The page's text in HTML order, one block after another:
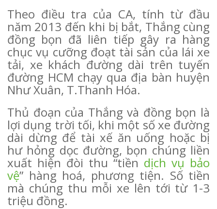
Theo điều tra của CA, tính từ đầu
năm 2013 đến khi bị bắt, Thắng cùng
đồng bọn đã liên tiếp gây ra hàng
chục vụ cưỡng đoạt tài sản của lái xe
tải, xe khách đường dài trên tuyến
đường HCM chạy qua địa bàn huyện
Như Xuân, T.Thanh Hóa.
Thủ đoạn của Thắng và đồng bọn là
lợi dụng trời tối, khi một số xe đường
dài dừng để tài xế ăn uống hoặc bị
hư hỏng dọc đường, bọn chúng liền
xuất hiện đòi thu “tiền dịch vụ bảo
vệ” hàng hoá, phương tiện. Số tiền
mà chúng thu mỗi xe lên tới từ 1-3
triệu đồng.